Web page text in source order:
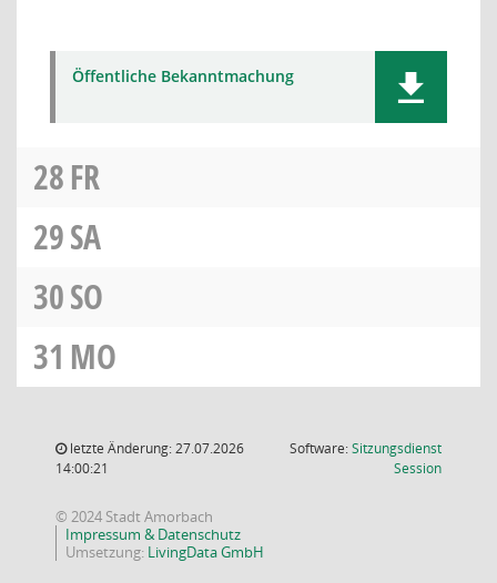
Öffentliche Bekanntmachung
28FR
29SA
30SO
31 MO
letzte Änderung: 27.07.2026
14:00:21
Software:Sitzungsdienst
Session(Wird in
© 2024 Stadt Amorbach
Impressum & Datenschutz
Umsetzung: LivingData GmbH